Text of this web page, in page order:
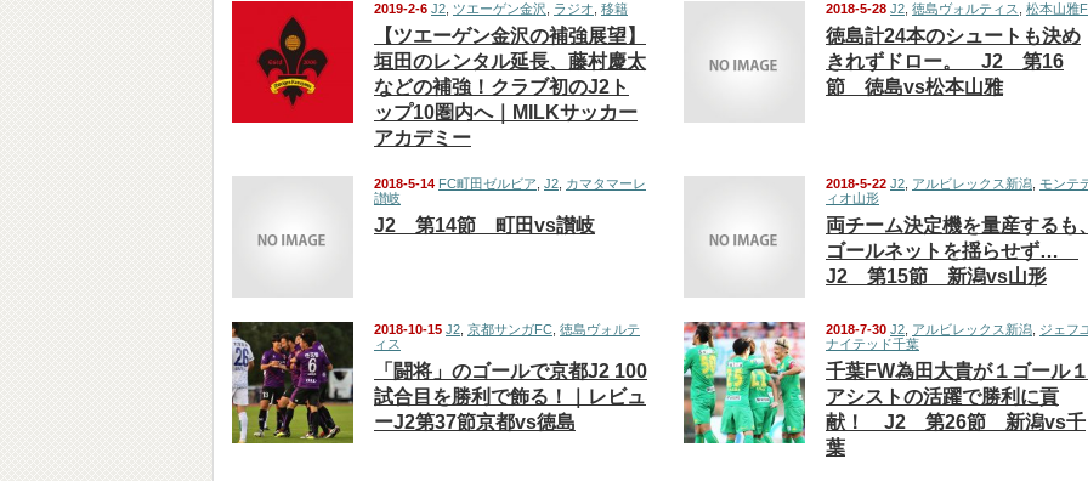
2019-2-6 J2 ツエーゲン金沢 ラジオ 移籍
【ツエーゲン金沢の補強展望】
垣田のレンタル延長、藤村慶太
などの補強！クラブ初のJ2ト
ップ10圏内へ｜MILKサッカー
アカデミー
2018-5-28 J2 徳島ヴォルティス 松本山雅
徳島計24本のシュートも決め
きれずドロー。 J2 第16
節 徳島vs松本山雅
2018-5-14 FC町田ゼルビア J2 カマタマーレ
讃岐
J2 第14節 町田vs讃岐
2018-5-22 J2 アルビレックス新潟 モンテ
ィオ山形
両チーム決定機を量産するも、
ゴールネットを揺らせず…
J2 第15節 新潟vs山形
2018-10-15 J2 京都サンガFC 徳島ヴォルテ
ィス
「闘将」のゴールで京都J2 100
試合目を勝利で飾る！｜レビュ
ーJ2第37節京都vs徳島
2018-7-30 J2 アルビレックス新潟 ジェフユ
ナイテッド千葉
千葉FW為田大貴が１ゴール１
アシストの活躍で勝利に貢
献！ J2 第26節 新潟vs千
葉